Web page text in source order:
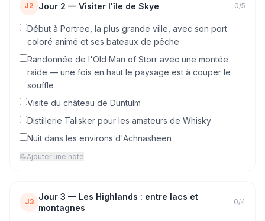
J2 Jour 2 — Visiter l'île de Skye 0/5
Début à Portree, la plus grande ville, avec son port
coloré animé et ses bateaux de pêche
Randonnée de l'Old Man of Storr avec une montée
raide — une fois en haut le paysage est à couper le
souffle
Visite du château de Duntulm
Distillerie Talisker pour les amateurs de Whisky
Nuit dans les environs d'Achnasheen
📝Ajouter une note
J3
Jour 3 — Les Highlands : entre lacs et
montagnes
0/4